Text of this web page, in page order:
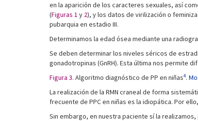
en la aparición de los caracteres sexuales, así
(Figuras 1 y 2), y los datos de virilización o
pubarquia en estadio III.
Determinamos la edad ósea mediante una
Se deben determinar los niveles séricos de
gonadotropinas (GnRH). Esta última nos permite
Figura 3. Algoritmo diagnóstico de PP en niñas4.
La realización de la RMN craneal de forma
frecuente de PPC en niñas es la idiopática. Por
Sin embargo, en nuestra paciente sí la